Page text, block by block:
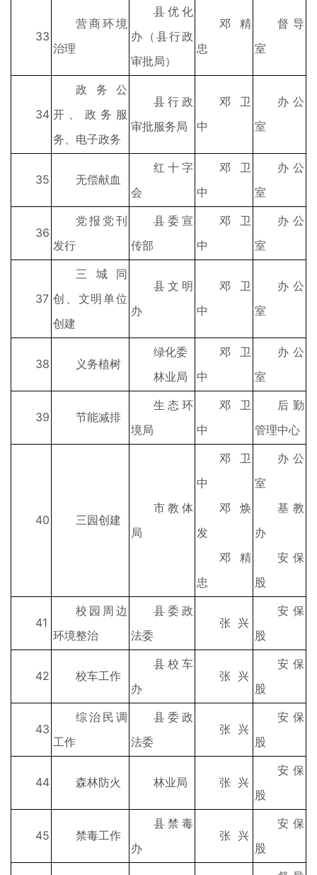
33
营商环境
治理
县优化
办（县行政
审批局）
邓精
忠
督导
室
34
政务公
开、政务服
务、电子政务
县行政
审批服务局
邓卫
中
办公
室
35 无偿献血
红十字
会
邓卫
中
办公
室
36
党报党刊
发行
县委宣
传部
邓卫
中
办公
室
37
三城同
创、文明单位
创建
县文明
办
邓卫
中
办公
室
38 义务植树
绿化委
林业局
邓卫
中
办公
室
39 节能减排
生态环
境局
邓卫
中
后勤
管理中心
40 三园创建
市教体
局
邓卫
中
邓焕
发
邓精
忠
办公
室
基教
办
安保
股
41
校园周边
环境整治
县委政
法委
张 兴
安保
股
42 校车工作
县校车
办
张 兴
安保
股
43
综治民调
工作
县委政
法委
张 兴
安保
股
44 森林防火 林业局 张 兴
安保
股
45 禁毒工作
县禁毒
办
张 兴
安保
股